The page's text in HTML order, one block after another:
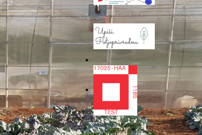
Prehrambeno biotehnološki i
Vinarski laboratorij unutar Zavoda